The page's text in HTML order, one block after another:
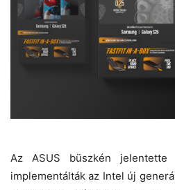
Az ASUS büszkén
implementálták az Intel új